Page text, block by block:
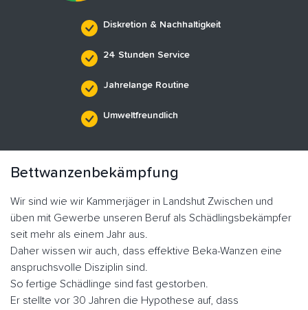
Diskretion & Nachhaltigkeit
24 Stunden Service
Jahrelange Routine
Umweltfreundlich
Bettwanzenbekämpfung
Wir sind wie wir Kammerjäger in Landshut Zwischen und
üben mit Gewerbe unseren Beruf als Schädlingsbekämpfer
seit mehr als einem Jahr aus.
Daher wissen wir auch, dass effektive Beka-Wanzen eine
anspruchsvolle Disziplin sind.
So fertige Schädlinge sind fast gestorben.
Er stellte vor 30 Jahren die Hypothese auf, dass